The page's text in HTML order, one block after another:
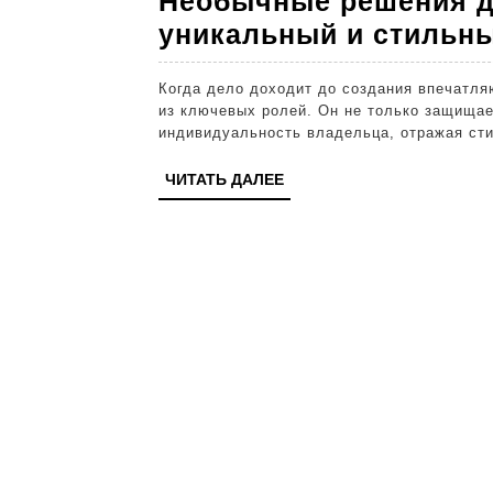
20252025 2025
уникальный и
Когда дело доходит до создания впечатляющего внешнего облика здания, фасад играет одну
из ключевых ролей. Он не только
индивидуальность владельца, отражая
ЧИТАТЬ ДАЛЕЕЧИТАТЬ
ДАЛЕЕ